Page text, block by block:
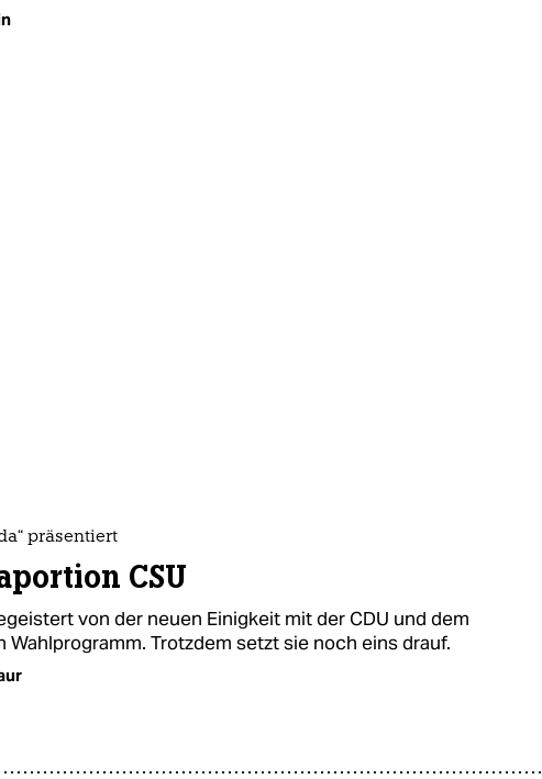
präsentiert​
CSU​
von der neuen Einigkeit mit der CDU und dem
Wahlprogramm. Trotzdem setzt sie noch eins drauf.